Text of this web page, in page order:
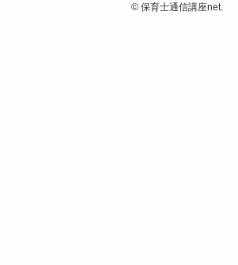
© 保育士通信講座net.